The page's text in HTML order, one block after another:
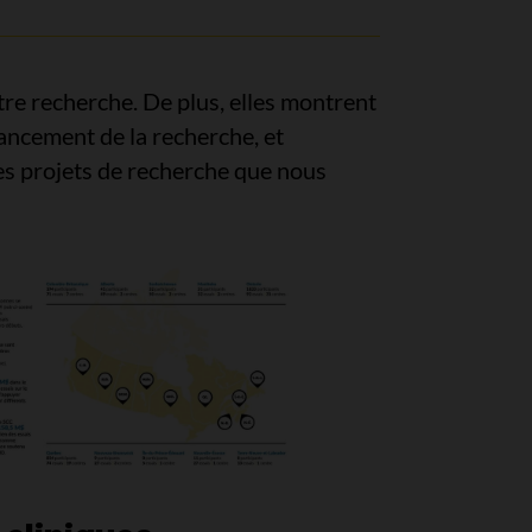
recherche. De plus, elles montrent
de la recherche, et
projets de recherche que nous